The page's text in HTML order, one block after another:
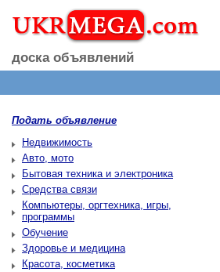
доска объявлений
Подать объявление
Недвижимость
Авто, мото
Бытовая техника и электроника
Средства связи
Компьютеры, оргтехника, игры,
программы
Обучение
Здоровье и медицина
Красота, косметика